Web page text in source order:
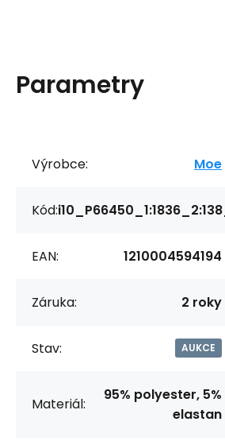
Parametry
Výrobce: Moe
Kód:i10_P66450_1:1836_2:138_
EAN: 1210004594194
Záruka: 2 roky
Stav: AUKCE
Materiál:
95% polyester, 5%
elastan